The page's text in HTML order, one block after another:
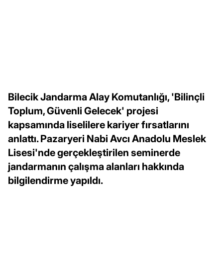
Bilecik Jandarma Alay Komutanlığı, 'Bilinçli
Toplum, Güvenli Gelecek' projesi
kapsamında liselilere kariyer fırsatlarını
anlattı. Pazaryeri Nabi Avcı Anadolu Meslek
Lisesi'nde gerçekleştirilen seminerde
jandarmanın çalışma alanları hakkında
bilgilendirme yapıldı.